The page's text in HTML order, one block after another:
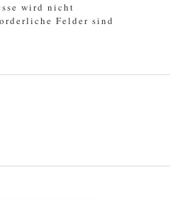
wird nicht
Felder sind